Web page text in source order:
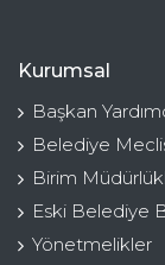
Kurumsal
Başkan
Belediye
Birim
Eski Belediye
Yönetmelikler